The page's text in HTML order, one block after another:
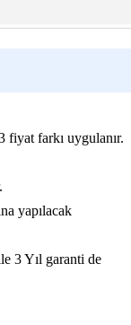
fiyat farkı uygulanır.
yapılacak
3 Yıl garanti de